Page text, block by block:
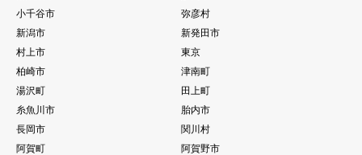
小千谷市
弥彦村
新潟市
新発田市
村上市
東京
柏崎市
津南町
湯沢町
田上町
糸魚川市
胎内市
長岡市
関川村
阿賀町
阿賀野市